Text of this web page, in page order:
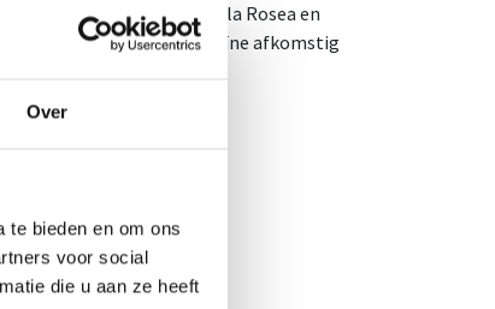
Over
te bieden en om ons
voor social
die u aan ze heeft
meer Guarana , Rhodiola Rosea en
O enkel plantaardige cafeïne afkomstig
voor de inspanning.